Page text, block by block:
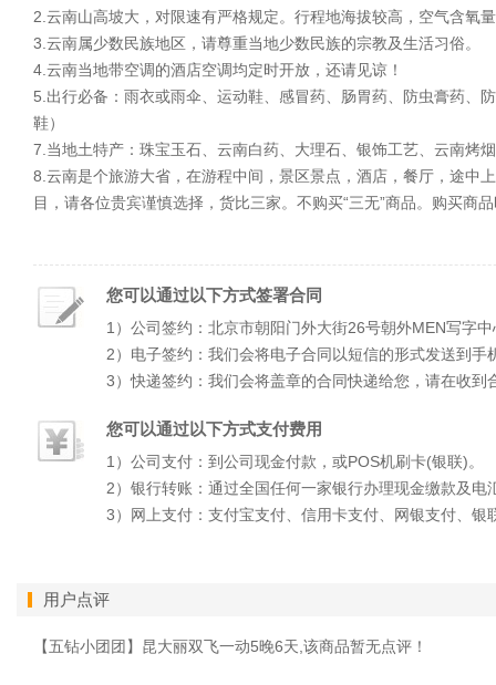
2.云南山高坡大，对限速有严格规定。行程地海拔较高，空气含氧
3.云南属少数民族地区，请尊重当地少数民族的宗教及生活习俗。
4.云南当地带空调的酒店空调均定时开放，还请见谅！
5.出行必备：雨衣或雨伞、运动鞋、感冒药、肠胃药、防虫膏药、
鞋）
7.当地土特产：珠宝玉石、云南白药、大理石、银饰工艺、云南烤
8.云南是个旅游大省，在游程中间，景区景点，酒店，餐厅，途中
目，请各位贵宾谨慎选择，货比三家。不购买“三无”商品。购买
您可以通过以下方式签署合同
1）公司签约：北京市朝阳门外大街26号朝外MEN写字
2）电子签约：我们会将电子合同以短信的形式发送到
3）快递签约：我们会将盖章的合同快递给您，请在收
您可以通过以下方式支付费用
1）公司支付：到公司现金付款，或POS机刷卡(银联)。
2）银行转账：通过全国任何一家银行办理现金缴款及
3）网上支付：支付宝支付、信用卡支付、网银支付、银
用户点评
【五钻小团团】昆大丽双飞一动5晚6天,该商品暂无点评！